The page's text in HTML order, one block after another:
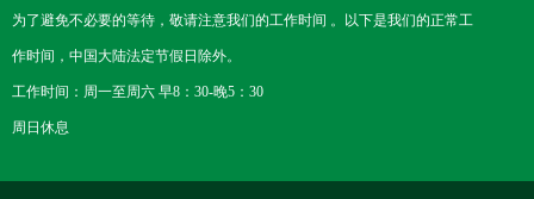
为了避免不必要的等待，敬请注意我们的工作时间 。以下是我们的正常工
作时间，中国大陆法定节假日除外。
工作时间：周一至周六 早8：30-晚5：30
周日休息